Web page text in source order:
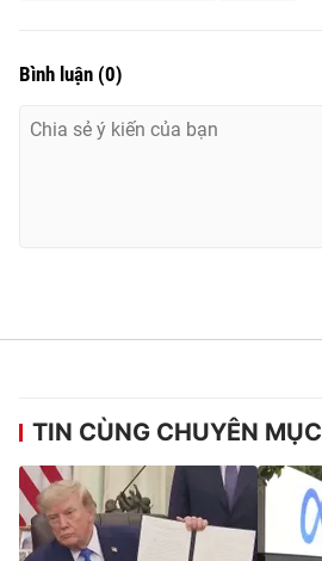
Bình luận (0)
TIN CÙNG CHUYÊN MỤC